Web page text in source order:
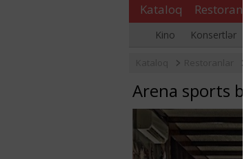
Kataloq Restoranlar
Kino Konsertlər
Arena sports bar